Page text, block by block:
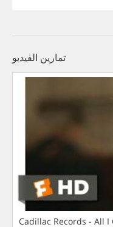
تمارين الفيديو
Cadillac Records - All I